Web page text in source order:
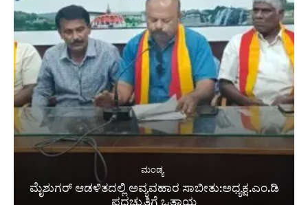
ಮಂಡ್ಯ
ಮೈಶುಗರ್ ಆಡಳಿತದಲ್ಲಿ ಅವ್ಯವಹಾರ ಸಾಬೀತು:ಅಧ್ಯಕ್ಷ.ಎಂ.ಡಿ
ಪದಚ್ಯುತಿಗೆ ಒತ್ತಾಯ